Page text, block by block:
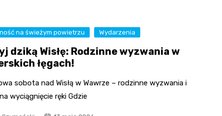
na świeżym powietrzu Wydarzenia
dziką Wisłę: Rodzinne wyzwania w
łęgach!
sobota nad Wisłą w Wawrze – rodzinne wyzwania i
wyciągnięcie ręki Gdzie